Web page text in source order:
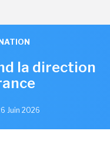
la direction
Juin 2026